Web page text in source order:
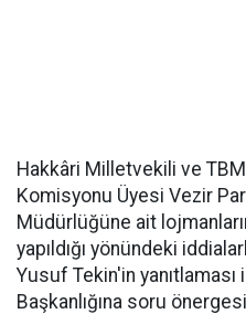
Hakkâri Milletvekili ve
Komisyonu Üyesi Vezir
Müdürlüğüne ait
yapıldığı yönündeki
Yusuf Tekin'in
Başkanlığına soru